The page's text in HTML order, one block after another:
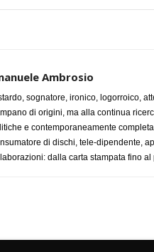
Ambrosio
sognatore, ironico, logorroico,
di origini, ma alla continua
e contemporaneamente
di dischi, tele-dipendente,
dalla carta stampata fino